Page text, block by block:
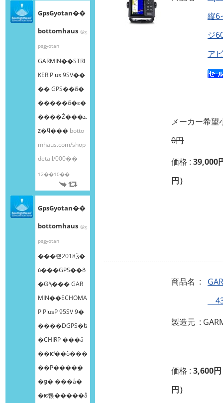
GpsGyotan��
bottomhaus @g
psgyotan
GARMIN��STRI
KER Plus 9SV��
�� GPS��õ�
�����õ�ε�
����Ź���ܥ
ȥ�ϥ��� botto
mhaus.com/shop
detail/000��
12��10��
GpsGyotan��
bottomhaus @g
psgyotan
���줬2018ǯ�
٥���GPS��õ
�Ǥϡ��� GAR
MIN��ECHOMA
P PlusP 95SV 9�
����DGPS�ե
�CHIRP ���å
��ѥͥ��õ���
��Ρ����ܸ�
�ǥ� ���å�
�ѥͥ롡�����å
縦6
ジ
ア
メーカー希望
0円
価格 : 39,000
円）
商品名 :
製造元 :
価格 : 3,600
円）